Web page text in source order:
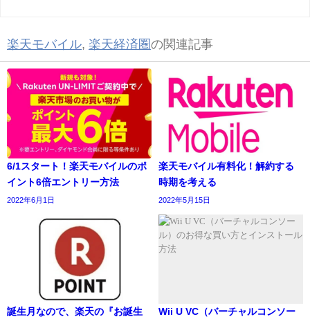
楽天モバイル, 楽天経済圏の関連記事
6/1スタート！楽天モバイルのポ
イント6倍エントリー方法
2022年6月1日
楽天モバイル有料化！解約する
時期を考える
2022年5月15日
誕生月なので、楽天の『お誕生
Wii U VC（バーチャルコンソー